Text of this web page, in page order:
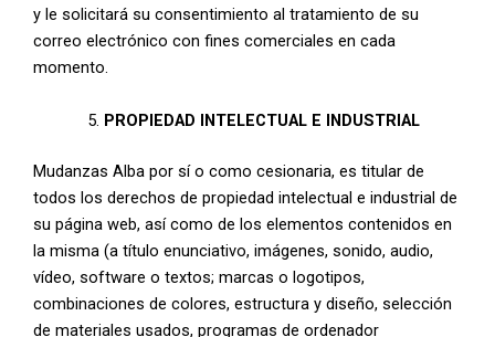
y le solicitará su consentimiento al tratamiento de su
correo electrónico con fines comerciales en cada
momento.
PROPIEDAD INTELECTUAL E INDUSTRIAL
Mudanzas Alba por sí o como cesionaria, es titular de
todos los derechos de propiedad intelectual e industrial de
su página web, así como de los elementos contenidos en
la misma (a título enunciativo, imágenes, sonido, audio,
vídeo, software o textos; marcas o logotipos,
combinaciones de colores, estructura y diseño, selección
de materiales usados, programas de ordenador